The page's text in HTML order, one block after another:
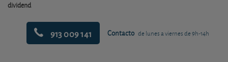
dividend
913 009 141 Contacto de lunes a viernes de 9h-14h